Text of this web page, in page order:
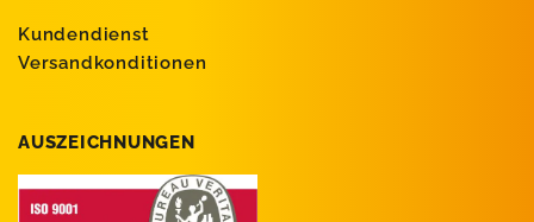
Kundendienst
Versandkonditionen
AUSZEICHNUNGEN